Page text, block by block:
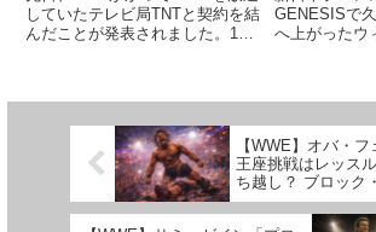
していたテレビ局TNTと契約を結
んだことが発表されました。10
の持つIWGPヘビー級王座に...
GENESISで
へ上がったウ
の参戦を続け
【WWE】オバ・
王座挑戦はレッス
ち越し？ ブロック
との抗争優先でフ
満の声も